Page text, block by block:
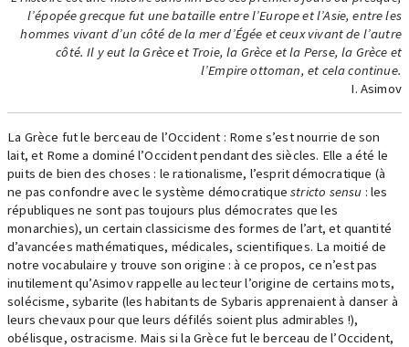
l’épopée grecque fut une bataille entre l’Europe et l’Asie, entre les
hommes vivant d’un côté de la mer d’Égée et ceux vivant de l’autre
côté. Il y eut la Grèce et Troie, la Grèce et la Perse, la Grèce et
l’Empire ottoman, et cela continue.
I. Asimov
La Grèce fut le berceau de l’Occident : Rome s’est nourrie de son
lait, et Rome a dominé l’Occident pendant des siècles. Elle a été le
puits de bien des choses : le rationalisme, l’esprit démocratique (à
ne pas confondre avec le système démocratiquestricto sensu : les
républiques ne sont pas toujours plus démocrates que les
monarchies), un certain classicisme des formes de l’art, et quantité
d’avancées mathématiques, médicales, scientifiques. La moitié de
notre vocabulaire y trouve son origine : à ce propos, ce n’est pas
inutilement qu’Asimov rappelle au lecteur l’origine de certains mots,
solécisme, sybarite (les habitants de Sybaris apprenaient à danser à
leurs chevaux pour que leurs défilés soient plus admirables !),
obélisque, ostracisme. Mais si la Grèce fut le berceau de l’Occident,